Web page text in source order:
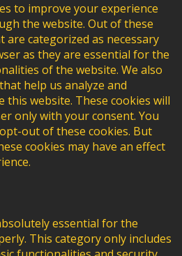
to improve your experience
the website. Out of these
are categorized as necessary
as they are essential for the
of the website. We also
help us analyze and
this website. These cookies will
only with your consent. You
out of these cookies. But
cookies may have an effect
essential for the
This category only includes